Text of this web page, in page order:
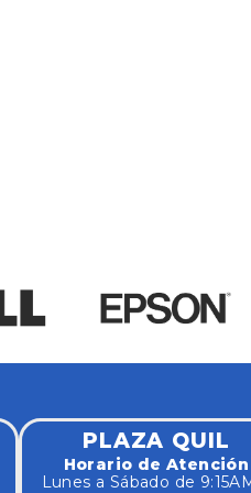
PLAZA QUIL
Horario de Atención
Lunes a Sábado de